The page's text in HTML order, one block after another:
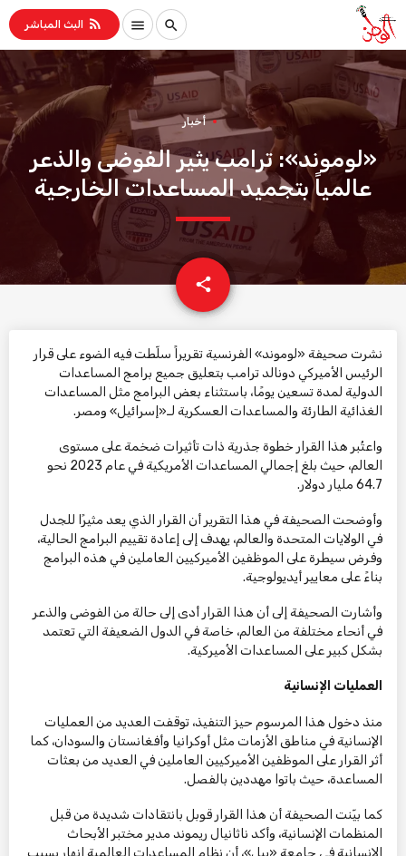
search
menu
rss_feed البث المباشر
أخبار
«لوموند»: ترامب يثير الفوضى والذعر
عالمياً بتجميد المساعدات الخارجية
share
email
نشرت صحيفة «لوموند» الفرنسية تقريراً سلّطت فيه الضوء على قرار
الرئيس الأميركي دونالد ترامب بتعليق جميع برامج المساعدات
الدولية لمدة تسعين يومًا، باستثناء بعض البرامج مثل المساعدات
الغذائية الطارئة والمساعدات العسكرية لـ«إسرائيل» ومصر.
واعتُبر هذا القرار خطوة جذرية ذات تأثيرات ضخمة على مستوى
العالم، حيث بلغ إجمالي المساعدات الأمريكية في عام 2023 نحو
64.7 مليار دولار.
وأوضحت الصحيفة في هذا التقرير أن القرار الذي يعد مثيرًا للجدل
في الولايات المتحدة والعالم، يهدف إلى إعادة تقييم البرامج الحالية،
وفرض سيطرة على الموظفين الأميركيين العاملين في هذه البرامج
بناءً على معايير أيديولوجية.
وأشارت الصحيفة إلى أن هذا القرار أدى إلى حالة من الفوضى والذعر
في أنحاء مختلفة من العالم، خاصة في الدول الضعيفة التي تعتمد
بشكل كبير على المساعدات الأميركية.
العمليات الإنسانية
منذ دخول هذا المرسوم حيز التنفيذ، توقفت العديد من العمليات
الإنسانية في مناطق الأزمات مثل أوكرانيا وأفغانستان والسودان، كما
أثر القرار على الموظفين الأميركيين العاملين في العديد من بعثات
المساعدة، حيث باتوا مهددين بالفصل.
كما بيّنت الصحيفة أن هذا القرار قوبل بانتقادات شديدة من قبل
المنظمات الإنسانية، وأكد ناثانيال ريموند مدير مختبر الأبحاث
الإنسانية في جامعة «ييل»، أن نظام المساعدات العالمية انهار بسبب